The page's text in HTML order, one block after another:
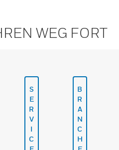
WEG FORT
S
E
R
V
I
C
B
R
A
N
C
H